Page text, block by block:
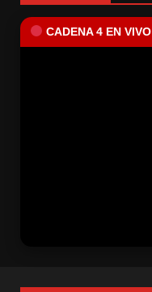
CADENA 4 EN VIVO